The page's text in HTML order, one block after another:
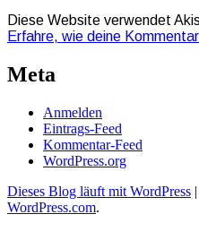
Diese Website verwendet
Erfahre, wie deine
Meta
Anmelden
Eintrags-Feed
Kommentar-Feed
WordPress.org
Dieses Blog läuft mit WordPress |
WordPress.com.